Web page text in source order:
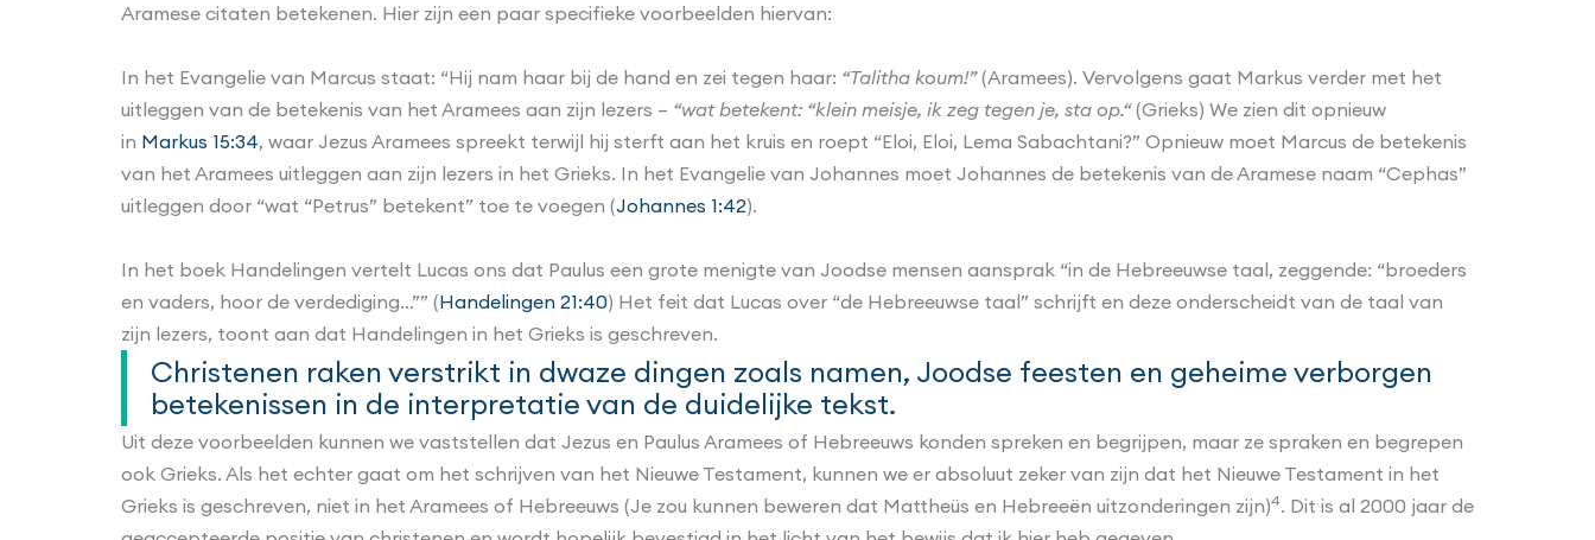
Aramese citaten betekenen. Hier zijn een paar specifieke voorbeelden hiervan:
In het Evangelie van Marcus staat: “Hij nam haar bij de hand en zei tegen haar: “Talitha koum!”(Aramees). Vervolgens gaat Markus verder met het
uitleggen van de betekenis van het Aramees aan zijn lezers – “wat betekent: “klein meisje, ik zeg tegen je, sta op.“ (Grieks) We zien dit opnieuw
in Markus 15:34, waar Jezus Aramees spreekt terwijl hij sterft aan het kruis en roept “Eloi, Eloi, Lema Sabachtani?” Opnieuw moet Marcus de betekenis
van het Aramees uitleggen aan zijn lezers in het Grieks. In het Evangelie van Johannes moet Johannes de betekenis van de Aramese naam “Cephas”
uitleggen door “wat “Petrus” betekent” toe te voegen (Johannes 1:42).
In het boek Handelingen vertelt Lucas ons dat Paulus een grote menigte van Joodse mensen aansprak “in de Hebreeuwse taal, zeggende: “broeders
en vaders, hoor de verdediging…”” (Handelingen 21:40) Het feit dat Lucas over “de Hebreeuwse taal” schrijft en deze onderscheidt van de taal van
zijn lezers, toont aan dat Handelingen in het Grieks is geschreven.
Christenen raken verstrikt in dwaze dingen zoals namen, Joodse feesten en geheime verborgen
betekenissen in de interpretatie van de duidelijke tekst.
Uit deze voorbeelden kunnen we vaststellen dat Jezus en Paulus Aramees of Hebreeuws konden spreken en begrijpen, maar ze spraken en begrepen
ook Grieks. Als het echter gaat om het schrijven van het Nieuwe Testament, kunnen we er absoluut zeker van zijn dat het Nieuwe Testament in het
Grieks is geschreven, niet in het Aramees of Hebreeuws (Je zou kunnen beweren dat Mattheüs en Hebreeën uitzonderingen zijn)4. Dit is al 2000 jaar de